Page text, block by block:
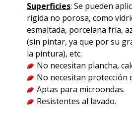
Superficies: Se pueden
rígida no porosa, como
esmaltada, porcelana fría,
(sin pintar, ya que por su
la pintura), etc.
No necesitan plancha,
No necesitan protección
Aptas para microondas.
Resistentes al lavado.